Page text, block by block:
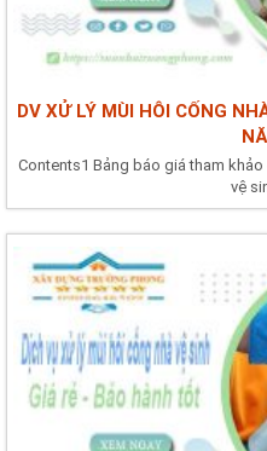
DV XỬ LÝ MÙI HÔI CỐNG
Contents1 Bảng báo giá tham
vệ